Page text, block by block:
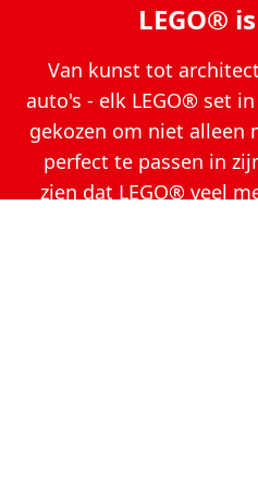
LEGO®
Van kunst tot
auto's - elk LEGO® set
gekozen om niet alleen
perfect te passen in
zien dat LEGO® veel